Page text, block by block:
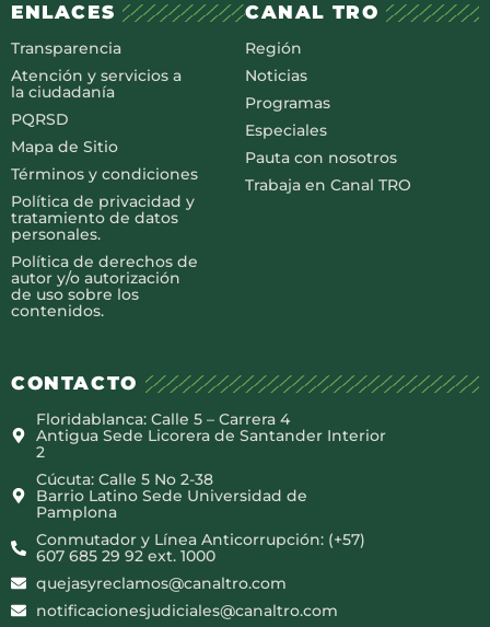
ENLACES
Transparencia
Atención y servicios a
la ciudadanía
PQRSD
Mapa de Sitio
Términos y condiciones
Política de privacidad y
tratamiento de datos
personales.
Política de derechos de
autor y/o autorización
de uso sobre los
contenidos.
CANAL TRO
Región
Noticias
Programas
Especiales
Pauta con nosotros
Trabaja en Canal TRO
CONTACTO
Floridablanca: Calle 5 – Carrera 4
Antigua Sede Licorera de Santander Interior
2
Cúcuta: Calle 5 No 2-38
Barrio Latino Sede Universidad de
Pamplona
Conmutador y Línea Anticorrupción: (+57)
607 685 29 92 ext. 1000
quejasyreclamos@canaltro.com
notificacionesjudiciales@canaltro.com